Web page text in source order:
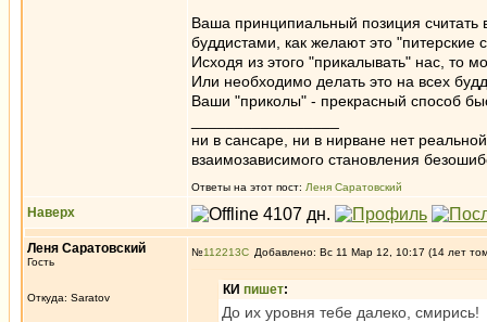
Ваша принципиальный позиция считать
буддистами, как желают это "питерские
Исходя из этого "прикалывать" нас, то
Или необходимо делать это на всех
Ваши "приколы" - прекрасный способ
ни в сансаре, ни в нирване нет
взаимозависимого становления
Ответы на этот пост: Леня Саратовский
Наверх
Леня Саратовский
Гость
Откуда: Saratov
№112213 Добавлено: Вс 11 Мар 12, 10:17 (14 лет
КИ пишет:
До их уровня тебе далеко, смирись!